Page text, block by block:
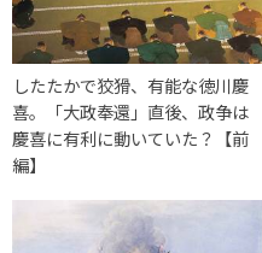
したたかで狡猾、有能な徳川慶
喜。「大政奉還」直後、政争は
慶喜に有利に動いていた？【前
編】